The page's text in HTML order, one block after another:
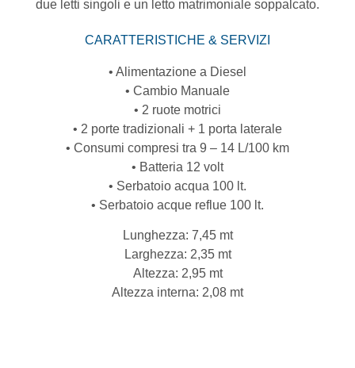
due letti singoli e un letto matrimoniale soppalcato.
CARATTERISTICHE & SERVIZI
• Alimentazione a Diesel
• Cambio Manuale
• 2 ruote motrici
• 2 porte tradizionali + 1 porta laterale
• Consumi compresi tra 9 – 14 L/100 km
• Batteria 12 volt
• Serbatoio acqua 100 lt.
• Serbatoio acque reflue 100 lt.
Lunghezza: 7,45 mt
Larghezza: 2,35 mt
Altezza: 2,95 mt
Altezza interna: 2,08 mt